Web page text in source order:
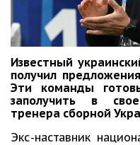
Известный
получил
Эти команды
заполучить в
тренера сборной
Экс-наставник